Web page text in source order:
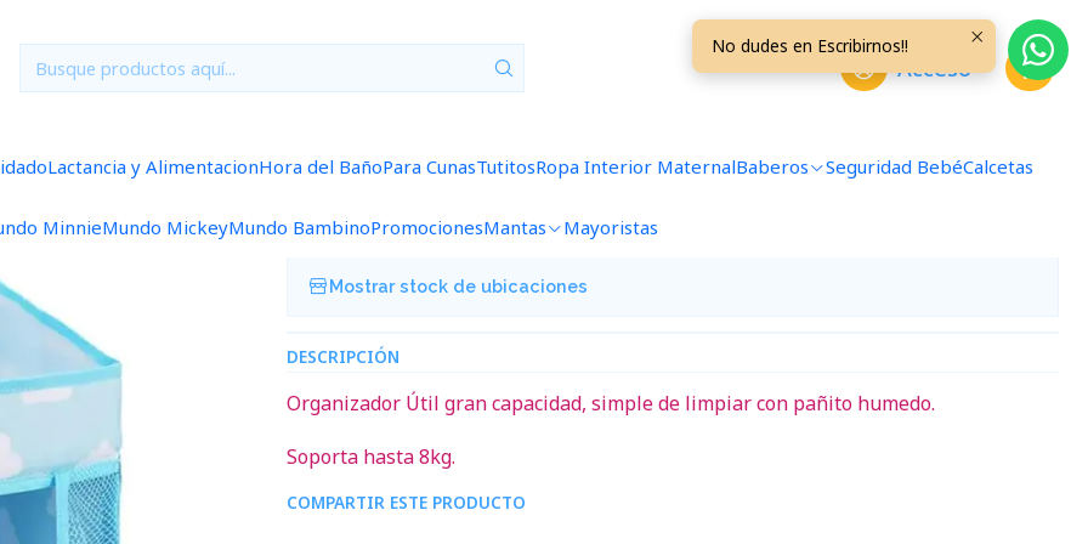
Acceso
Lactancia y AlimentacionHora del BañoPara CunasTutitosRopa Interior MaternalBaberos Seguridad BebéCalcetas
MinnieMundo MickeyMundo BambinoPromocionesMantas Mayoristas
Mostrar stock de ubicaciones
DESCRIPCIÓN
Organizador Útil gran capacidad, simple de limpiar con pañito humedo.
Soporta hasta 8kg.
COMPARTIR ESTE PRODUCTO
No dudes en Escribirnos!!